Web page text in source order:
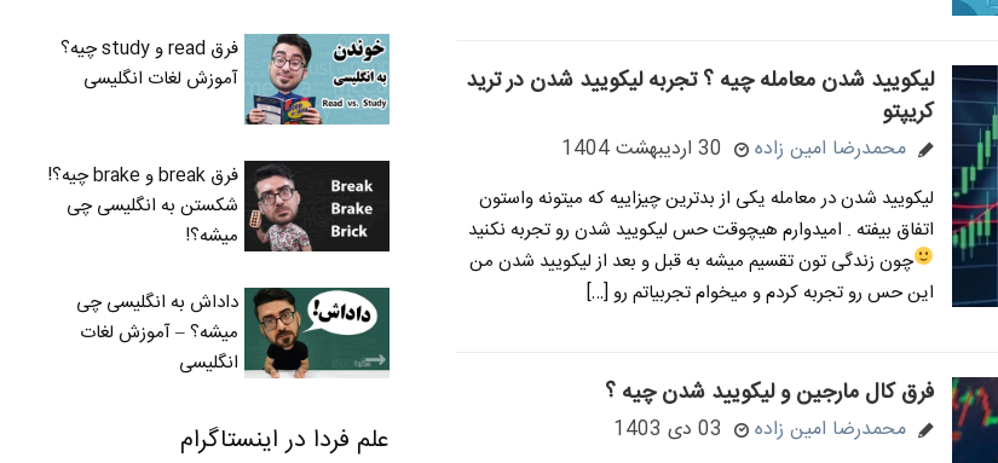
لیکویید شدن معامله چیه ؟ تجربه لیکویید شدن در ترید
کریپتو
محمدرضا امین زاده 30 اردیبهشت 1404
لیکویید شدن در معامله یکی از بدترین چیزاییه که میتونه واستون
اتفاق بیفته . امیدوارم هیچوقت حس لیکویید شدن رو تجربه نکنید
چون زندگی تون تقسیم میشه به قبل و بعد از لیکویید شدن من
این حس رو تجربه کردم و میخوام تجربیاتم رو […]
فرق کال مارجین و لیکویید شدن چیه ؟
محمدرضا امین زاده 03 دی 1403
فرق read و study چیه؟
آموزش لغات انگلیسی
فرق break و brake چیه؟!
شکستن به انگلیسی چی
میشه؟!
داداش به انگلیسی چی
میشه؟ – آموزش لغات
انگلیسی
علم فردا در اینستاگرام